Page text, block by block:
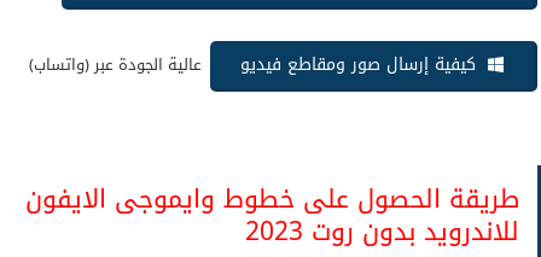
كيفية إرسال صور ومقاطع فيديو عالية الجودة عبر (واتساب)
طريقة الحصول على خطوط وايموجى الايفون
للاندرويد بدون روت 2023